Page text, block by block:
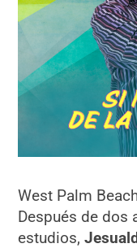
West Palm
Después de dos
estudios,